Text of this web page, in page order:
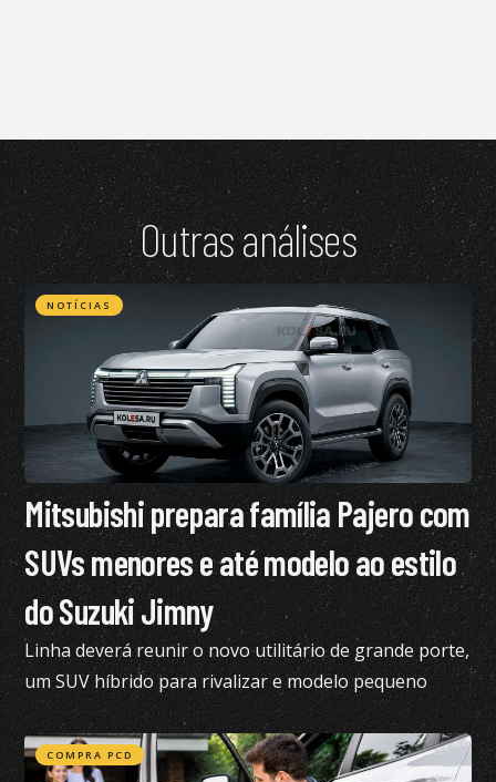
Outras análises
NOTÍCIAS
Mitsubishi prepara família Pajero com
SUVs menores e até modelo ao estilo
do Suzuki Jimny
Linha deverá reunir o novo utilitário de grande porte,
um SUV híbrido para rivalizar e modelo pequeno
semelhante ao Suzuki Jimny
COMPRA PCD